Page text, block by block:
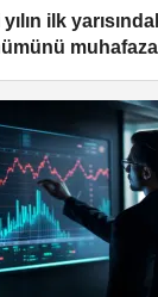
ilk
muhafaza